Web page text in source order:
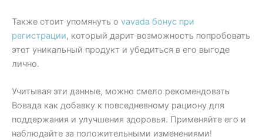
Также стоит упомянуть о vavada бонус при
регистрации, который дарит возможность попробовать
этот уникальный продукт и убедиться в его выгоде
лично.
Учитывая эти данные, можно смело рекомендовать
Вовада как добавку к повседневному рациону для
поддержания и улучшения здоровья. Применяйте его и
наблюдайте за положительными изменениями!